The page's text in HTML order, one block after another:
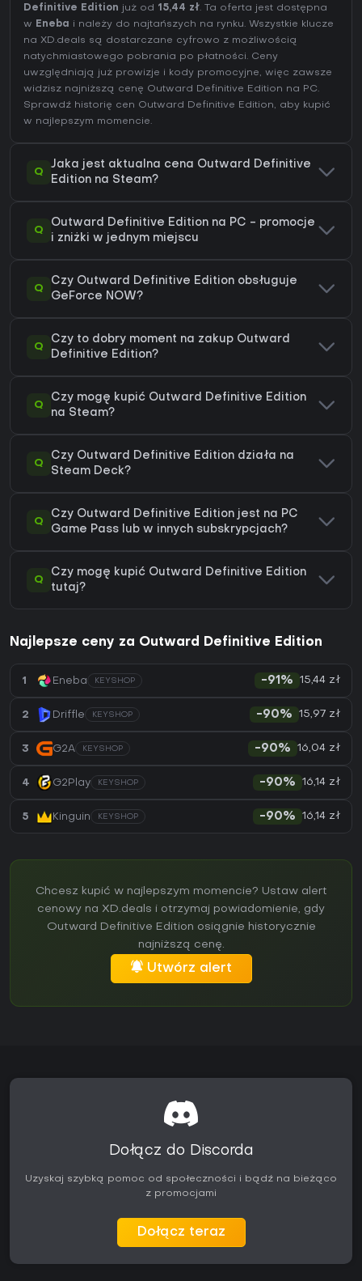
Definitive Edition już od 15,44 zł. Ta oferta jest dostępna
w Eneba
i należy do najtańszych na rynku. Wszystkie klucze
na XD.deals są dostarczane cyfrowo z możliwością
natychmiastowego pobrania po płatności. Ceny
uwzględniają już prowizje i kody promocyjne, więc zawsze
widzisz najniższą cenę Outward Definitive Edition na PC.
Sprawdź historię cen Outward Definitive Edition, aby kupić
w najlepszym momencie.
Q
Jaka jest aktualna cena Outward Definitive
Edition na Steam?
Q
Outward Definitive Edition na PC - promocje
i zniżki w jednym miejscu
Q
Czy Outward Definitive Edition obsługuje
GeForce NOW?
Q
Czy to dobry moment na zakup Outward
Definitive Edition?
Q
Czy mogę kupić Outward Definitive Edition
na Steam?
Q
Czy Outward Definitive Edition działa na
Steam Deck?
Q
Czy Outward Definitive Edition jest na PC
Game Pass lub w innych subskrypcjach?
Q
Czy mogę kupić Outward Definitive Edition
tutaj?
Najlepsze ceny za Outward Definitive Edition
1 Eneba KEYSHOP -91% 15,44 zł
2 Driffle KEYSHOP -90% 15,97 zł
3 G2A KEYSHOP -90% 16,04 zł
4 G2Play KEYSHOP -90% 16,14 zł
5 Kinguin KEYSHOP -90% 16,14 zł
Chcesz kupić w najlepszym momencie? Ustaw alert
cenowy na XD.deals i otrzymaj powiadomienie, gdy
Outward Definitive Edition osiągnie historycznie
najniższą cenę.
Utwórz alert
Dołącz do Discorda
Uzyskaj szybką pomoc od społeczności i bądź na bieżąco
z promocjami
Dołącz teraz